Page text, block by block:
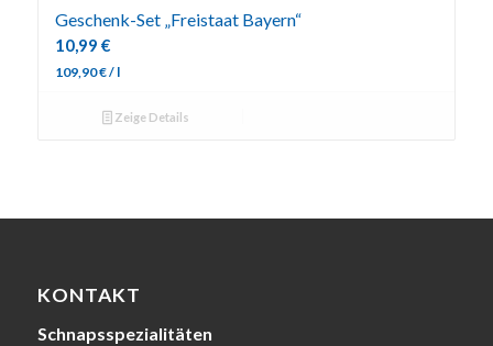
Geschenk-Set „Freistaat Bayern“
10,99 €
109,90€/ l
Zeige Details
KONTAKT
Schnapsspezialitäten